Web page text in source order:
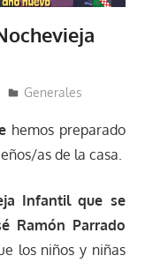
Generales
hemos preparado
as de la casa.
Infantil que se
Ramón Parrado
los niños y niñas